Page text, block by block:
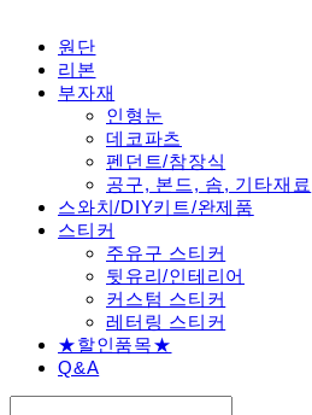
원단
리본
부자재
인형눈
데코파츠
펜던트/참장식
공구, 본드, 솜, 기타재료
스와치/DIY키트/완제품
스티커
주유구 스티커
뒷유리/인테리어
커스텀 스티커
레터링 스티커
★할인품목★
Q&A